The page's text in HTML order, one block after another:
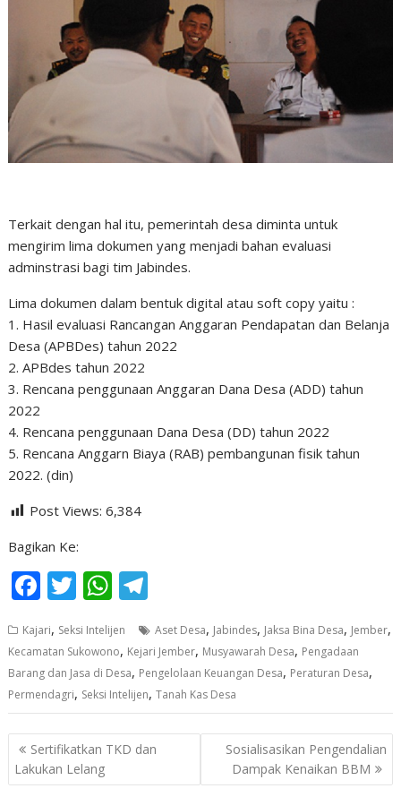
Terkait dengan hal itu, pemerintah desa diminta untuk
mengirim lima dokumen yang menjadi bahan evaluasi
adminstrasi bagi tim Jabindes.
Lima dokumen dalam bentuk digital atau soft copy yaitu :
1. Hasil evaluasi Rancangan Anggaran Pendapatan dan Belanja
Desa (APBDes) tahun 2022
2. APBdes tahun 2022
3. Rencana penggunaan Anggaran Dana Desa (ADD) tahun
2022
4. Rencana penggunaan Dana Desa (DD) tahun 2022
5. Rencana Anggarn Biaya (RAB) pembangunan fisik tahun
2022. (din)
Post Views: 6,384
Bagikan Ke:
F
e
b
o
o
k
T
itt
er
W
at
s
A
p
p
e
gr
a
m
Kajari, Seksi Intelijen Aset Desa, Jabindes, Jaksa Bina Desa, Jember,
Kecamatan Sukowono, Kejari Jember, Musyawarah Desa, Pengadaan
Barang dan Jasa di Desa, Pengelolaan Keuangan Desa, Peraturan Desa,
Permendagri, Seksi Intelijen,Tanah Kas Desa
Navigasi
pos
Sertifikatkan TKD dan
Lakukan Lelang
Sosialisasikan Pengendalian
Dampak Kenaikan BBM